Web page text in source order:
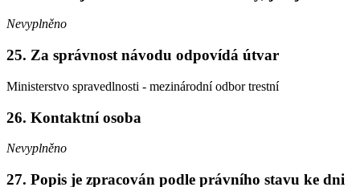
Nevyplněno
25. Za správnost návodu odpovídá útvar
Ministerstvo spravedlnosti - mezinárodní odbor trestní
26. Kontaktní osoba
Nevyplněno
27. Popis je zpracován podle právního stavu ke dni